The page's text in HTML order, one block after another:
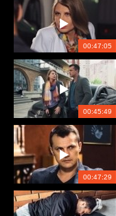
00:47:05
00:45:49
00:47:29